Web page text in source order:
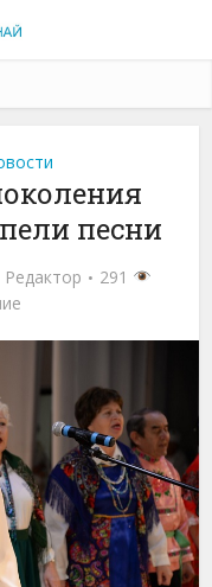
песни
Редактор
291